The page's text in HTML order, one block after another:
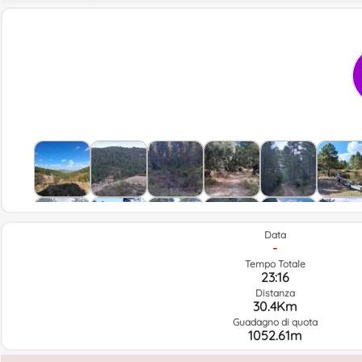
Data
-
Tempo Totale
23:16
Distanza
30.4Km
Guadagno di quota
1052.61m